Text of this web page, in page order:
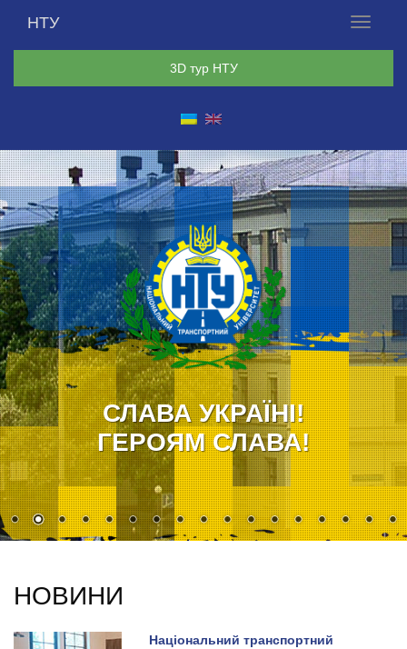
Меню
НТУ
3D тур НТУ
СЛАВА УКРАЇНІ!
ГЕРОЯМ СЛАВА!
НОВИНИ
Національний транспортний